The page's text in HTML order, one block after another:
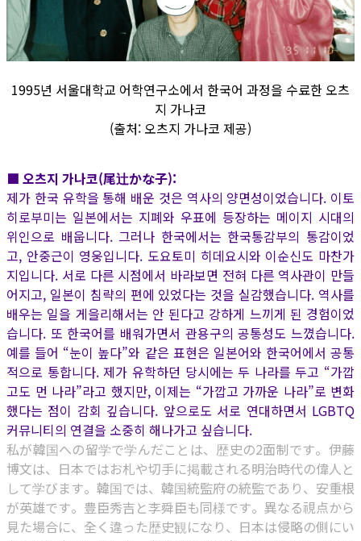
1995년 서울대학교 어학연구소에서 한국어 과정을 수료한 오츠
지 가나코
(출처: 오츠지 가나코 제공)
■ 오츠지 가나코(尾辻かな子):
제가 한국 유학을 통해 배운 것은 역사의 양면성이었습니다. 이토
히로부미는 일본에서는 지폐와 우표에 등장하는 메이지 시대의
위인으로 배웁니다. 그러나 한국에서는 한국통감부의 통감이었
고, 안중근이 영웅입니다. 도요토미 히데요시와 이순신도 마찬가
지입니다. 서로 다른 시점에서 바라보면 전혀 다른 역사관이 만들
어지고, 일본이 침략의 편에 있었다는 것을 실감했습니다. 역사를
배우는 일을 게을리해서는 안 된다고 강하게 느끼게 된 경험이었
습니다. 또 한국어를 배워가면서 관용구의 공통성도 느꼈습니다.
예를 들어 “눈이 높다”와 같은 표현은 일본어와 한국어에서 공통
적으로 통합니다. 제가 유학하던 당시에는 두 나라를 두고 “가깝
고도 먼 나라”라고 했지만, 이제는 “가깝고 가까운 나라”로 변화
했다는 점이 감회 깊습니다. 앞으로도 서로 연대하면서 LGBTQ
커뮤니티의 연결을 소중히 해나가고 싶습니다.
私が韓国への留学で学んだことは、歴史の2面制です。伊藤
博文は、日本ではお札や切手に掲載される明治時代の偉人と
して学びます。韓国では、韓国統監府の統監であり、安重根
が英雄です。豊臣秀吉と李舜臣も同様です。異なる視点から
見た場合に、全く違った歴史観になり、日本は侵略の側にい